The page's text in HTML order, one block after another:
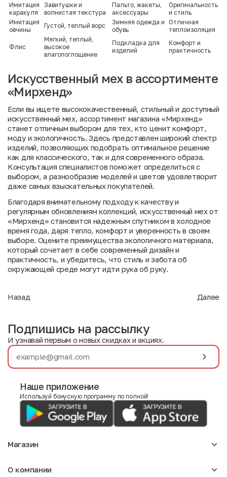
Имитация
каракуля
Завитушки и
волнистая текстура
Пальто, жакеты,
аксессуары
Оригинальность
и стиль
Имитация
овчины
Густой, теплый ворс
Зимняя одежда и
обувь
Отличная
теплоизоляция
Флис
Мягкий, теплый,
высокое
влагопоглощение
Подкладка для
изделий
Комфорт и
практичность
Искусственный мех в ассортименте
«Мирхенд»
Если вы ищете высококачественный, стильный и доступный
искусственный мех, ассортимент магазина «Мирхенд»
станет отличным выбором для тех, кто ценит комфорт,
моду и экологичность. Здесь представлен широкий спектр
изделий, позволяющих подобрать оптимальное решение
как для классического, так и для современного образа.
Консультация специалистов поможет определиться с
выбором, а разнообразие моделей и цветов удовлетворит
даже самых взыскательных покупателей.
Благодаря внимательному подходу к качеству и
регулярным обновлениям коллекций, искусственный мех от
«Мирхенд» становится надежным спутником в холодное
время года, даря тепло, комфорт и уверенность в своем
выборе. Оцените преимущества экологичного материала,
который сочетает в себе современный дизайн и
практичность, и убедитесь, что стиль и забота об
окружающей среде могут идти рука об руку.
Назад Далее
Подпишись на рассылку
И узнавай первым о новых скидках и акциях.
Наше приложение
Используй бонусную программу по полной!
Магазин
Для девочек
О компании